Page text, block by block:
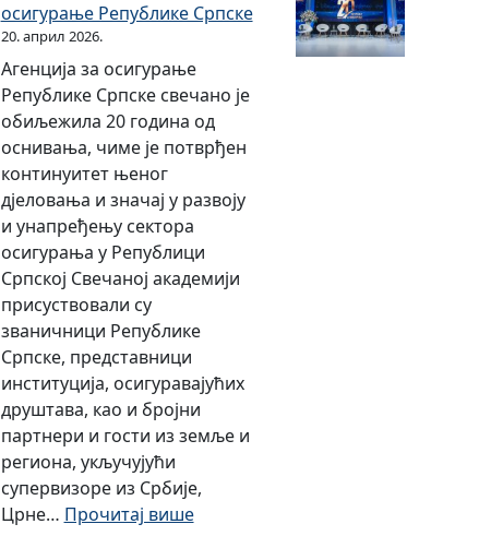
осигурање Републике Српске
20. април 2026.
Агенција за осигурање
Републике Српске свечано је
обиљежила 20 година од
оснивања, чиме је потврђен
континуитет њеног
дјеловања и значај у развоју
и унапређењу сектора
осигурања у Републици
Српској Свечаној академији
присуствовали су
званичници Републике
Српске, представници
институција, осигуравајућих
друштава, као и бројни
партнери и гости из земље и
региона, укључујући
супервизоре из Србије,
Црне… Прочитај више: